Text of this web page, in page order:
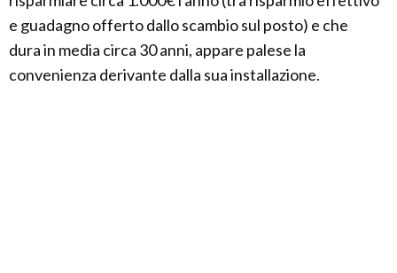
e guadagno offerto dallo scambio sul posto) e che
dura in media circa 30 anni, appare palese la
convenienza derivante dalla sua installazione.